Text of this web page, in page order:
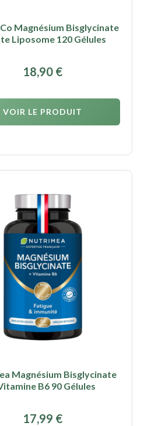
Magnésium Bisglycinate
Liposome 120 Gélules
18,90 €
VOIR LE PRODUIT
Magnésium Bisglycinate
B6 90 Gélules
17,99 €